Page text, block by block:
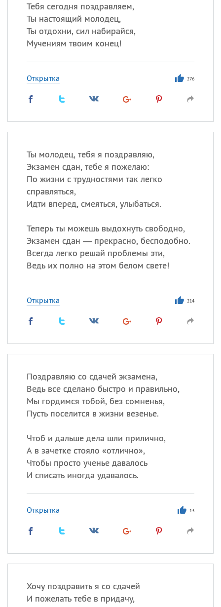
Тебя сегодня поздравляем,
Ты настоящий молодец,
Ты отдохни, сил набирайся,
Мучениям твоим конец!
Открытка 276
Ты молодец, тебя я поздравляю,
Экзамен сдан, тебе я пожелаю:
По жизни с трудностями так легко
справляться,
Идти вперед, смеяться, улыбаться.
Теперь ты можешь выдохнуть свободно,
Экзамен сдан — прекрасно, бесподобно.
Всегда легко решай проблемы эти,
Ведь их полно на этом белом свете!
Открытка 214
Поздравляю со сдачей экзамена,
Ведь все сделано быстро и правильно,
Мы гордимся тобой, без сомненья,
Пусть поселится в жизни везенье.
Чтоб и дальше дела шли прилично,
А в зачетке стояло «отлично»,
Чтобы просто ученье давалось
И списать иногда удавалось.
Открытка 13
Хочу поздравить я со сдачей
И пожелать тебе в придачу,